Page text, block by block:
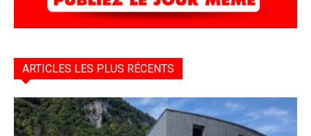
ARTICLES LES PLUS RÉCENTS